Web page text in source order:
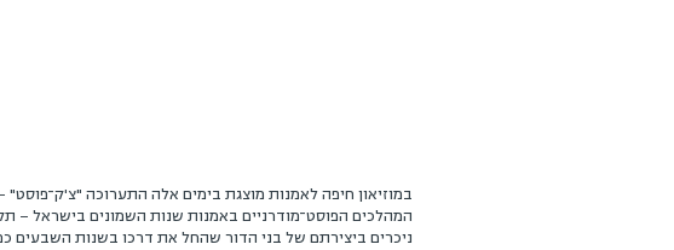
במוזיאון חיפה לאמנות מוצגת בימים אלה התערוכה
המהלכים הפוסט־מודרניים באמנות שנות השמונים בישראל –
ניכרים ביצירתם של בני הדור שהחל את דרכו בשנות השבעים